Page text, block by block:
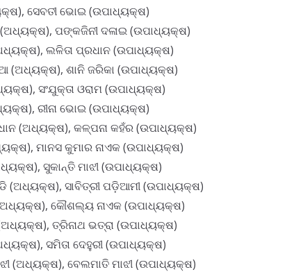
ସେବତୀ ଭୋଇ (ଉପାଧ୍ୟକ୍ଷ)
ପଙ୍କଜିନୀ ଦଳାଇ (ଉପାଧ୍ୟକ୍ଷ)
ଲଳିତା ପ୍ରଧାନ (ଉପାଧ୍ୟକ୍ଷ)
(ଅଧ୍ୟକ୍ଷ), ଶାନି ଜରିକା (ଉପାଧ୍ୟକ୍ଷ)
ସଂଯୁକ୍ତା ଓରାମ (ଉପାଧ୍ୟକ୍ଷ)
ରୀନା ଭୋଇ (ଉପାଧ୍ୟକ୍ଷ)
(ଅଧ୍ୟକ୍ଷ), କଳ୍ପନା କହଁର (ଉପାଧ୍ୟକ୍ଷ)
ମାନସ କୁମାର ନାଏକ (ଉପାଧ୍ୟକ୍ଷ)
ସୁକାନ୍ତି ମାଝୀ (ଉପାଧ୍ୟକ୍ଷ)
(ଅଧ୍ୟକ୍ଷ), ସାବିତ୍ରୀ ପଡ଼ିଆମୀ (ଉପାଧ୍ୟକ୍ଷ)
କୌଶଲ୍ୟ ନାଏକ (ଉପାଧ୍ୟକ୍ଷ)
(ଅଧ୍ୟକ୍ଷ), ତ୍ରିନାଥ ଭତ୍ରା (ଉପାଧ୍ୟକ୍ଷ)
ସମିତା ଦେହୁରୀ (ଉପାଧ୍ୟକ୍ଷ)
(ଅଧ୍ୟକ୍ଷ), ବେଲମାତି ମାଝୀ (ଉପାଧ୍ୟକ୍ଷ)